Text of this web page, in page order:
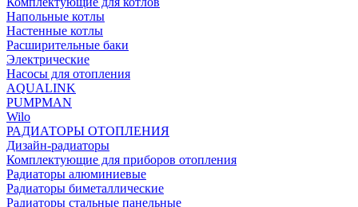
Напольные котлы
Настенные котлы
Расширительные баки
Электрические
Насосы для отопления
AQUALINK
PUMPMAN
Wilo
РАДИАТОРЫ ОТОПЛЕНИЯ
Дизайн-радиаторы
Комплектующие для приборов отопления
Радиаторы алюминиевые
Радиаторы биметаллические
Радиаторы стальные панельные